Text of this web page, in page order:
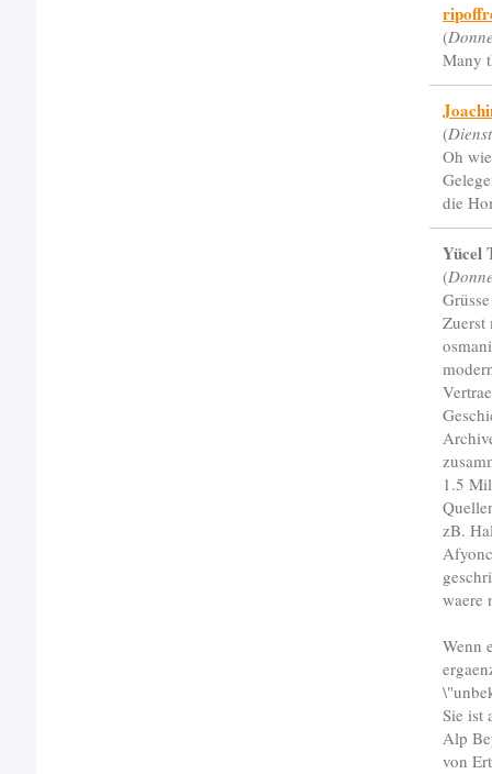
(
Many
(
Oh
die
Yücel
(
Zuerst
1.5
zB.
waere
Wenn
Sie ist
Alp
von